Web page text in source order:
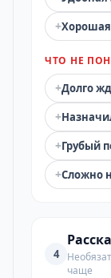
+Хорошая
ЧТО НЕ
+Долго
+
+Грубый
+Сложно
4
чаще